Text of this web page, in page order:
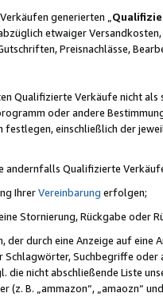
generierten „
etwaiger
Preisnachlässe,
Qualifizierte Verkäufe nicht
oder andere
einschließlich der
Qualifizierte
IhrerVereinbarung erfolgen;
Stornierung, Rückgabe oder
der durch eine Anzeige auf
Schlagwörter, Suchbegriffe
die nicht abschließende Liste
(z. B. „ammazon“, „amaozn“